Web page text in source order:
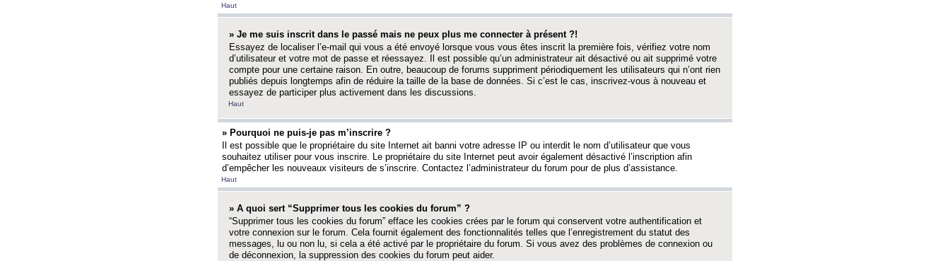
Haut
» Je me suis inscrit dans le passé mais ne peux plus me connecter à présent ?!
Essayez de localiser l’e-mail qui vous a été envoyé lorsque vous vous êtes inscrit la première fois, vérifiez votre nom
d’utilisateur et votre mot de passe et réessayez. Il est possible qu’un administrateur ait désactivé ou ait supprimé votre
compte pour une certaine raison. En outre, beaucoup de forums suppriment périodiquement les utilisateurs qui n’ont rien
publiés depuis longtemps afin de réduire la taille de la base de données. Si c’est le cas, inscrivez-vous à nouveau et
essayez de participer plus activement dans les discussions.
Haut
» Pourquoi ne puis-je pas m’inscrire ?
Il est possible que le propriétaire du site Internet ait banni votre adresse IP ou interdit le nom d’utilisateur que vous
souhaitez utiliser pour vous inscrire. Le propriétaire du site Internet peut avoir également désactivé l’inscription afin
d’empêcher les nouveaux visiteurs de s’inscrire. Contactez l’administrateur du forum pour de plus d’assistance.
Haut
» A quoi sert “Supprimer tous les cookies du forum” ?
“Supprimer tous les cookies du forum” efface les cookies crées par le forum qui conservent votre authentification et
votre connexion sur le forum. Cela fournit également des fonctionnalités telles que l’enregistrement du statut des
messages, lu ou non lu, si cela a été activé par le propriétaire du forum. Si vous avez des problèmes de connexion ou
de déconnexion, la suppression des cookies du forum peut aider.